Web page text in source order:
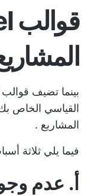
بينما تضيف قوالب Excel
القياسي الخاص
المشاريع .
فيما يلي ثلاثة
أ. عدم